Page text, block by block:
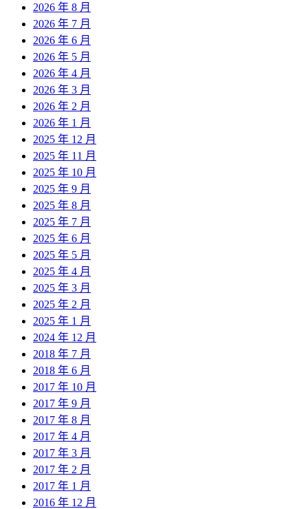
2026 年 8 月
2026 年 7 月
2026 年 6 月
2026 年 5 月
2026 年 4 月
2026 年 3 月
2026 年 2 月
2026 年 1 月
2025 年 12 月
2025 年 11 月
2025 年 10 月
2025 年 9 月
2025 年 8 月
2025 年 7 月
2025 年 6 月
2025 年 5 月
2025 年 4 月
2025 年 3 月
2025 年 2 月
2025 年 1 月
2024 年 12 月
2018 年 7 月
2018 年 6 月
2017 年 10 月
2017 年 9 月
2017 年 8 月
2017 年 4 月
2017 年 3 月
2017 年 2 月
2017 年 1 月
2016 年 12 月